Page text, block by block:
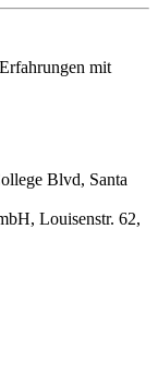
mit
Blvd, Santa
Louisenstr. 62,